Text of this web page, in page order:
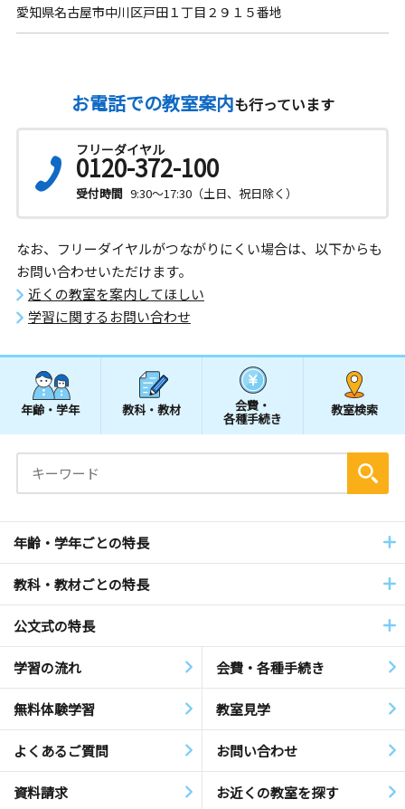
愛知県名古屋市中川区戸田１丁目２９１５番地
お電話での教室案内も行っています
フリーダイヤル
0120-372-100
受付時間 9:30～17:30（土日、祝日除く）
なお、フリーダイヤルがつながりにくい場合は、以下からも
お問い合わせいただけます。
近くの教室を案内してほしい
学習に関するお問い合わせ
年齢・学年 教科・教材 会費・
各種手続き
教室検索
年齢・学年ごとの特長
教科・教材ごとの特長
公文式の特長
学習の流れ 会費・各種手続き
無料体験学習 教室見学
よくあるご質問 お問い合わせ
資料請求 お近くの教室を探す